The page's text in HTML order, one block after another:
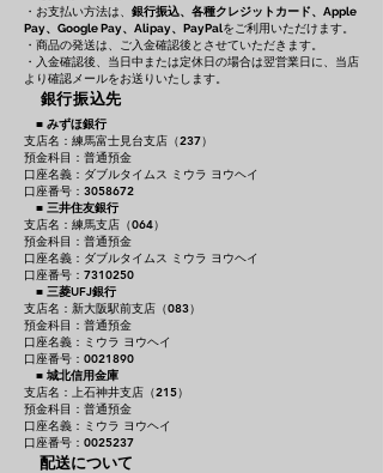
・お支払い方法は、 銀行振込、各種クレジットカード、 Apple
Pay、Google Pay、Alipay、PayPalをご利用いただけます。
・商品の発送は、ご入金確認後とさせていただきます。
・入金確認後、当日中または定休日の場合は翌営業日に、当店
より確認メールをお送りいたします。
銀行振込先
■ みずほ銀行
支店名：練馬富士見台支店（237）
預金科目：普通預金
口座名義：ダブルタイムス ミウラ ヨウヘイ
口座番号：3058672
■ 三井住友銀行
支店名：練馬支店（064）
預金科目：普通預金
口座名義：ダブルタイムス ミウラ ヨウヘイ
口座番号：7310250
■ 三菱UFJ銀行
支店名：新大阪駅前支店（083）
預金科目：普通預金
口座名義：ミウラ ヨウヘイ
口座番号：0021890
■ 城北信用金庫
支店名：上石神井支店（215）
預金科目：普通預金
口座名義：ミウラ ヨウヘイ
口座番号：0025237
配送について